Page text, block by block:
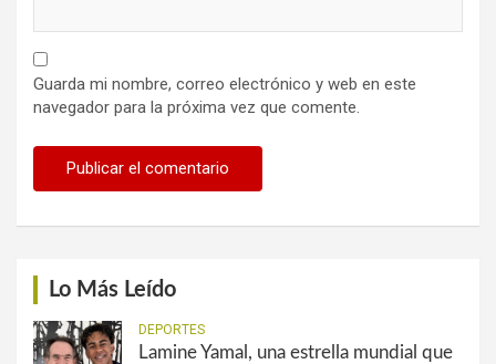
Guarda mi nombre, correo electrónico y web en este
navegador para la próxima vez que comente.
Lo Más Leído
DEPORTES
Lamine Yamal, una estrella mundial que